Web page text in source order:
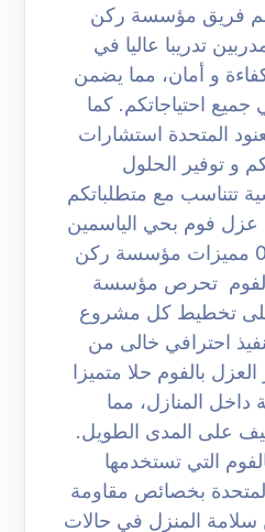
فريق مؤسسة ركن
تدريبا عاليا في
و أمان، مما يضمن
احتياجاتكم. كما
المتحدة استشارات
و توفير الحلول
تتناسب مع متطلباتكم
فوم بحي الياسمين
الرياض 0508251950 مميزات مؤسسة ركن
الفوم تحرص مؤسسة
على تخطيط كل مشروع
احترافي خالى من
بالفوم حلا متميزا
داخل المنازل، مما
على المدى الطويل.
التي تستخدمها
بخصائص مقاومة
سلامة المنزل في حالات